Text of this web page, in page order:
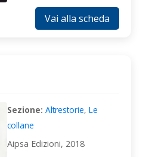
Vai alla scheda
Sezione: Altrestorie, Le
collane
Aipsa Edizioni, 2018